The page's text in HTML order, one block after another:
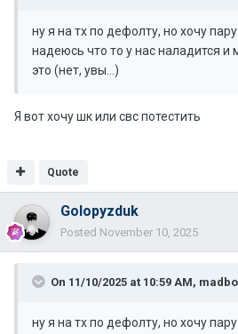
ну я на тх по дефолту, но хочу
надеюсь что то у нас наладится и
это (нет, увы...)
Я вот хочу шк или свс потестить
Quote
Golopyzduk
Posted November 10, 2025
On 11/10/2025 at 10:59 AM,
ну я на тх по дефолту, но хочу